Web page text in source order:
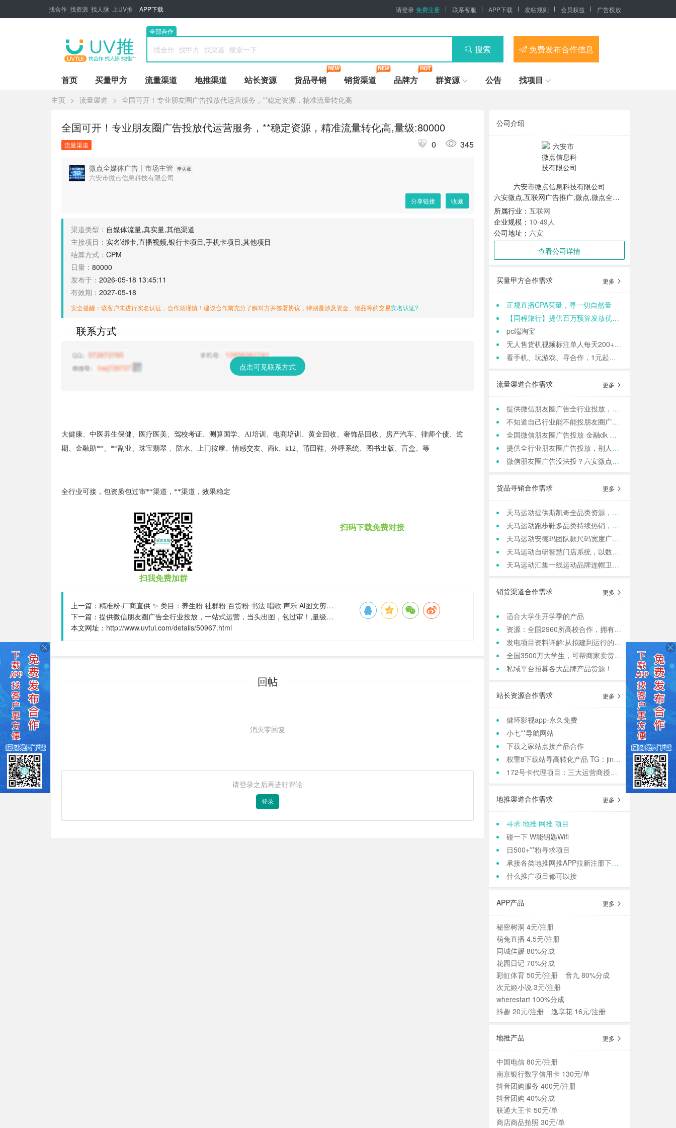
找合作 找资源 找人脉 上UV推 APP下载 请登录 免费注册 联系客服 APP下载 发帖规则 会员权益 广告投放
全部合作
搜索 免费发布合作信息
首页 买量甲方 流量渠道 地推渠道 站长资源 货品寻销 销货渠道 品牌方 群资源 公告 找项目
主页 > 流量渠道 > 全国可开！专业朋友圈广告投放代运营服务，**稳定资源，精准流量转化高
全国可开！专业朋友圈广告投放代运营服务，**稳定资源，精准流量转化高,量级:80000
流量渠道 0 345
微点全媒体广告 | 市场主管
六安市微点信息科技有限公司
分享链接 收藏
渠道类型： 自媒体流量,真实量,其他渠道
主接项目： 实名\绑卡,直播视频,银行卡项目,手机卡项目,其他项目
结算方式： CPM
日量： 80000
发布于： 2026-05-18 13:45:11
有效期： 2027-05-18
安全提醒：该客户未进行实名认证，合作须谨慎！建议合作前充分了解对方并签署协议，特别是涉及资金、物品等的交易实名认证?
联系方式
点击可见联系方式
大健康、中医养生保健、医疗医美、驾校考证、测算国学、 AI培训、电商培训、黄金回收、奢饰品回收、房产汽车、律师个债、逾
期、金融助**、**副业、珠宝翡翠 、防水、上门按摩、情感交友、商k、k12、莆田鞋、外呼系统、图书出版、盲盒、等
全行业可接，包资质包过审**渠道，**渠道，效果稳定
扫我免费加群
扫码下载免费对接
上一篇： 精准粉·厂商直供 ✨ 类目：养生粉 社群粉 百货粉 书法 唱歌 声乐 Ai图文剪辑粉,量级:999999999
下一篇： 提供微信朋友圈广告全行业投放，一站式运营，当头出图，包过审！,量级:999999999
本文网址： http://www.uvtui.com/details/50967.html
回帖
消灭零回复
请登录之后再进行评论
登录
公司介绍
六安市微点信息科技有限公司
六安微点,互联网广告推广,微点,微点全媒体,六安市微点信息科技有限公司,全媒体,微点信息科技
所属行业： 互联网
企业规模： 10-49人
公司地址： 六安
查看公司详情
买量甲方合作需求 更多
正规直播CPA买量，寻一切自然量
【同程旅行】提供百万预算发放优惠券，寻cps流量渠道
pc端淘宝
无人售货机视频标注单人每天200+适合各种人群 结算:日结
看手机、玩游戏、寻合作，1元起提现，零门槛加入,轻轻松松日结,寻找合作小伙伴（CPA/CPL）
流量渠道合作需求 更多
提供微信朋友圈广告全行业投放，一站式运营，当头出图，包过审！
不知道自己行业能不能投朋友圈广告？来这里，六安微点全行业可投！包资质！
全国微信朋友圈广告投放 金融dk 上门spa k12教育 相亲 医院医美 国学等禁投行业包资质 过审 无需保证金
提供全行业朋友圈广告投放，别人不接的我们接！高效出图、专业运营！
微信朋友圈广告没法投？六安微点全行业可跑，任何行业，当天出图，包过审！
货品寻销合作需求 更多
天马运动提供斯凯奇全品类资源，寻求团购老板咨询合作
天马运动跑步鞋多品类持续热销，现货库存保障旺季补货
天马运动安德玛团队款尺码宽度广，满足团队统一着装采购需求
天马运动自研智慧门店系统，以数据驱动动销管理，帮实体商家轻量化运营
天马运动汇集一线运动品牌连帽卫衣，现货保障支持快速补货，寻求b端商家合作
销货渠道合作需求 更多
适合大学生开学季的产品
资源：全国2960所高校合作，拥有4000w大学生用户资源，8万+发底薪的校内学生团长，需求符合大学生日常消费的产品，可保RIO
发电项目资料详解:从拟建到运行的全方位俯瞰
全国3500万大学生，可帮商家卖货，保销售额，同时做品宣和私域搭建！
私域平台招募各大品牌产品货源！
站长资源合作需求 更多
健环影视app-永久免费
小七**导航网站
下载之家站点接产品合作
权重8下载站寻高转化产品 TG：jinqiang83
172号卡代理项目：三大运营商授权，正规渠道高**
地推渠道合作需求 更多
寻求 地推 网推 项目
碰一下 W能钥匙Wifi
日500+**粉寻求项目
承接各类地推网推APP拉新注册下载 等等业务
什么推广项目都可以接
APP产品 更多
秘密树洞 4元/注册
萌兔直播 4.5元/注册
同城佳媛 80%分成
花园日记 70%分成
彩虹体育 50元/注册
音九 80%分成
次元姬小说 3元/注册
wherestart 100%分成
抖趣 20元/注册
逸享花 16元/注册
地推产品 更多
中国电信 80元/注册
南京银行数字信用卡 130元/单
抖音团购服务 400元/注册
抖音团购 40%分成
联通大王卡 50元/单
商店商品拍照 30元/单